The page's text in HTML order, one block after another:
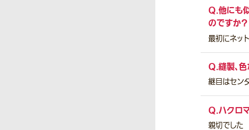
Q.他にも
のですか？
最初にネッ
Q.縫製、
継目はセン
Q.ハクロ
親切でした